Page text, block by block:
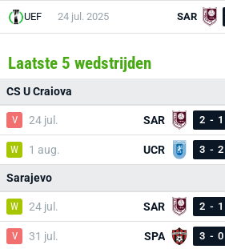
UEF 24 jul. 2025 SAR
Laatste 5 wedstrijden
CS U Craiova
V 24 jul. SAR 2 - 1
W 1 aug. UCR 3 - 2
Sarajevo
W 24 jul. SAR 2 - 1
V 31 jul. SPA 3 - 0